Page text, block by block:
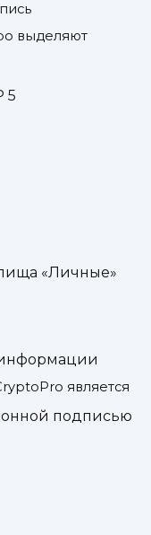
выделяют
5
«Личные»
является
подписью